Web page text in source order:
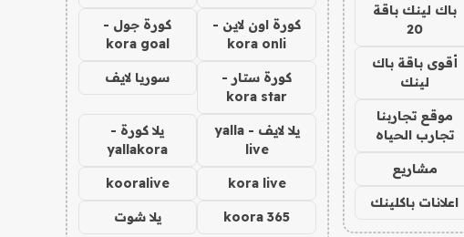
باك لينك باقة
20
أقوى باقة باك
لينك
موقع تجاربنا
تجارب الحياه
مشاريع
اعلانات باكلينك
كورة اون لاين -
kora onli
كورة جول -
kora goal
كورة ستار -
kora star
سوريا لايف
يلا لايف - yalla
live
يلا كورة -
yallakora
kora live
kooralive
koora 365 يلا شوت